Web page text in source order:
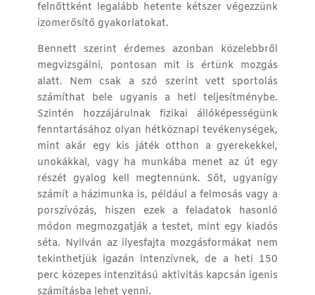
felnőttként legalább hetente kétszer végezzünk
izomerősítő gyakorlatokat.
Bennett szerint érdemes azonban közelebbről
megvizsgálni, pontosan mit is értünk mozgás
alatt. Nem csak a szó szerint vett sportolás
számíthat bele ugyanis a heti teljesítménybe.
Szintén hozzájárulnak fizikai állóképességünk
fenntartásához olyan hétköznapi tevékenységek,
mint akár egy kis játék otthon a gyerekekkel,
unokákkal, vagy ha munkába menet az út egy
részét gyalog kell megtennünk. Sőt, ugyanígy
számít a házimunka is, például a felmosás vagy a
porszívózás, hiszen ezek a feladatok hasonló
módon megmozgatják a testet, mint egy kiadós
séta. Nyilván az ilyesfajta mozgásformákat nem
tekinthetjük igazán intenzívnek, de a heti 150
perc közepes intenzitású aktivitás kapcsán igenis
számításba lehet venni.